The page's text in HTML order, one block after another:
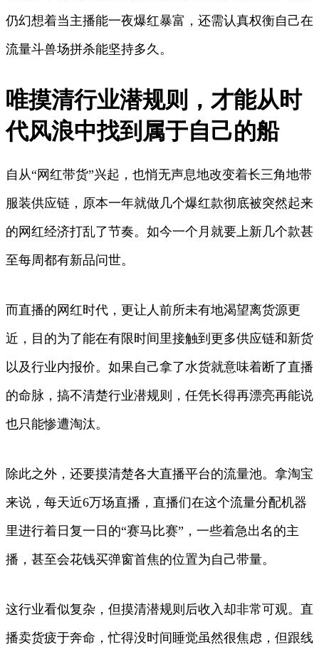
仍幻想着当主播能一夜爆红暴富，还需认真权衡自己在
流量斗兽场拼杀能坚持多久。
唯摸清行业潜规则，才能从时
代风浪中找到属于自己的船
自从“网红带货”兴起，也悄无声息地改变着长三角地带
服装供应链，原本一年就做几个爆红款彻底被突然起来
的网红经济打乱了节奏。如今一个月就要上新几个款甚
至每周都有新品问世。
而直播的网红时代，更让人前所未有地渴望离货源更
近，目的为了能在有限时间里接触到更多供应链和新货
以及行业内报价。如果自己拿了水货就意味着断了直播
的命脉，搞不清楚行业潜规则，任凭长得再漂亮再能说
也只能惨遭淘汰。
除此之外，还要摸清楚各大直播平台的流量池。拿淘宝
来说，每天近6万场直播，直播们在这个流量分配机器
里进行着日复一日的“赛马比赛”，一些着急出名的主
播，甚至会花钱买弹窗首焦的位置为自己带量。
这行业看似复杂，但摸清潜规则后收入却非常可观。直
播卖货疲于奔命，忙得没时间睡觉虽然很焦虑，但跟线